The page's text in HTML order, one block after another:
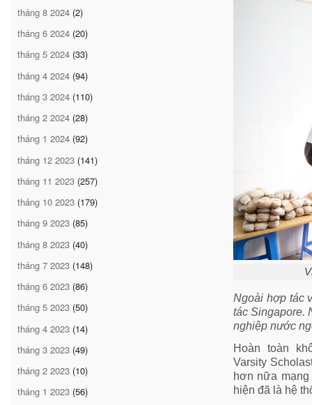
tháng 8 2024 (2)
tháng 6 2024 (20)
tháng 5 2024 (33)
tháng 4 2024 (94)
tháng 3 2024 (110)
tháng 2 2024 (28)
tháng 1 2024 (92)
tháng 12 2023 (141)
tháng 11 2023 (257)
tháng 10 2023 (179)
tháng 9 2023 (85)
tháng 8 2023 (40)
tháng 7 2023 (148)
tháng 6 2023 (86)
tháng 5 2023 (50)
tháng 4 2023 (14)
tháng 3 2023 (49)
tháng 2 2023 (10)
tháng 1 2023 (56)
Ngoài hợp tác
tác Singapore.
nghiệp nước
Hoàn toàn
Varsity
hơn nữa
hiện đã là hệ